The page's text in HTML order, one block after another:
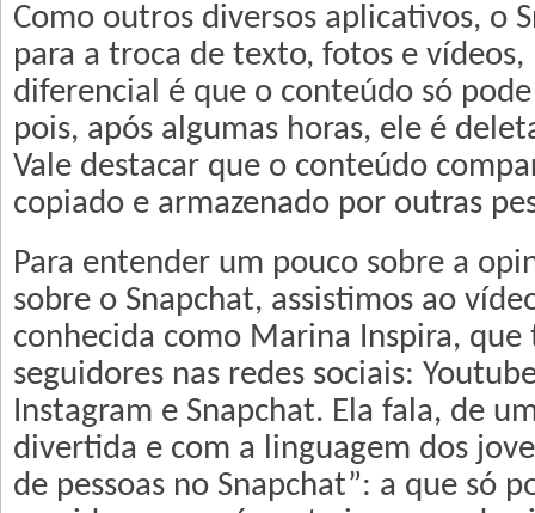
Como outros diversos aplicativos, o
para a troca de texto, fotos e vídeos,
diferencial é que o conteúdo só
pois, após algumas horas, ele é
Vale destacar que o conteúdo
copiado e armazenado por outras
Para entender um pouco sobre a
sobre o Snapchat, assistimos ao
conhecida como Marina Inspira,
seguidores nas redes sociais:
Instagram e Snapchat. Ela fala, de
divertida e com a linguagem dos
de pessoas no Snapchat”: a que só